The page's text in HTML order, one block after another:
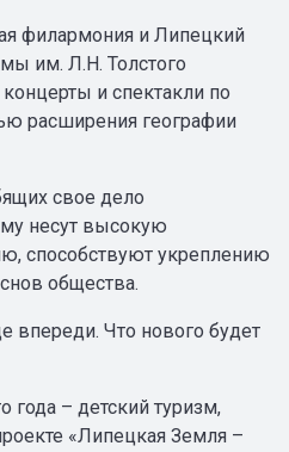
филармония и Липецкий
им. Л.Н. Толстого
и спектакли по
расширения географии
свое дело
несут высокую
способствуют укреплению
общества.
впереди. Что нового будет
– детский туризм,
«Липецкая Земля –